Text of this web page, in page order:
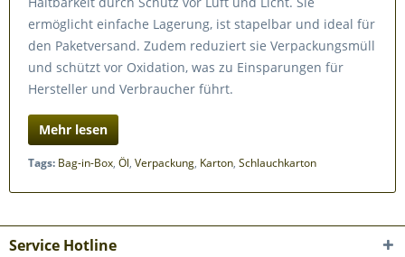
ermöglicht einfache Lagerung, ist stapelbar und ideal für
den Paketversand. Zudem reduziert sie Verpackungsmüll
und schützt vor Oxidation, was zu Einsparungen für
Hersteller und Verbraucher führt.
Mehr lesen
Tags: Bag-in-Box, Öl, Verpackung, Karton, Schlauchkarton
Service Hotline